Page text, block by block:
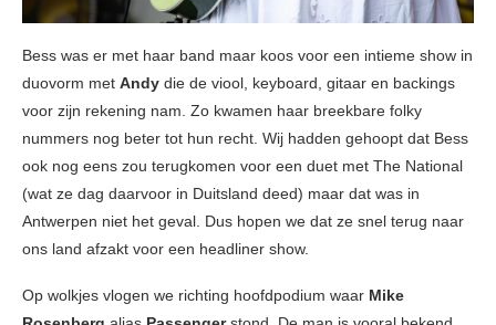
Bess was er met haar band maar koos voor een intieme show in
duovorm met Andy die de viool, keyboard, gitaar en backings
voor zijn rekening nam. Zo kwamen haar breekbare folky
nummers nog beter tot hun recht. Wij hadden gehoopt dat Bess
ook nog eens zou terugkomen voor een duet met The National
(wat ze dag daarvoor in Duitsland deed) maar dat was in
Antwerpen niet het geval. Dus hopen we dat ze snel terug naar
ons land afzakt voor een headliner show.
Op wolkjes vlogen we richting hoofdpodium waar Mike